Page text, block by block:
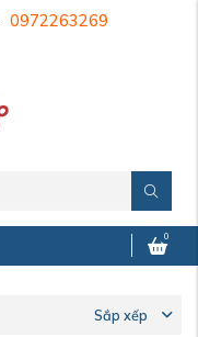
0972263269
0
Sắp xếp